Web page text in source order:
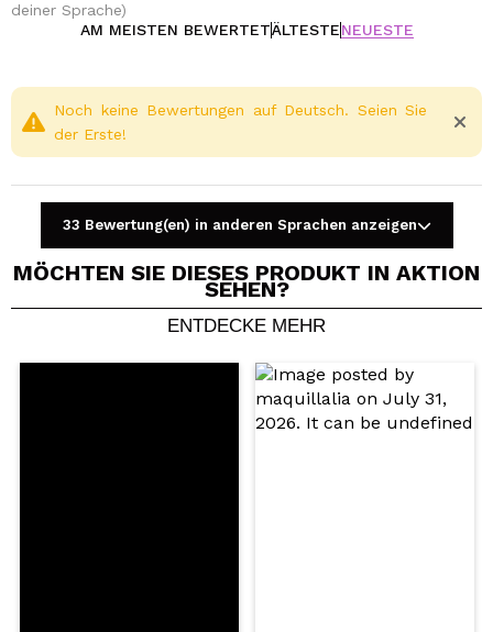
deiner Sprache)
AM MEISTEN BEWERTETÄLTESTENEUESTE
Ein Video oder Foto teilen
Dein Video könnte das erste sein. Stell es dir vor...
Würden Sie diesen Kauf empfehlen? Ja Nein
Noch keine Bewertungen auf Deutsch. Seien Sie
der Erste!
33 Bewertung(en) in anderen Sprachen anzeigen
MÖCHTEN SIE DIESES PRODUKT IN AKTION
SEHEN?
ENTDECKE MEHR